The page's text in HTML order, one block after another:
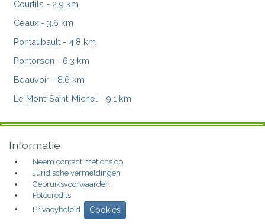
Courtils - 2.9 km
Céaux - 3.6 km
Pontaubault - 4.8 km
Pontorson - 6.3 km
Beauvoir - 8.6 km
Le Mont-Saint-Michel - 9.1 km
Informatie
Neem contact met ons op
Juridische vermeldingen
Gebruiksvoorwaarden
Fotocredits
Privacybeleid
Cookies